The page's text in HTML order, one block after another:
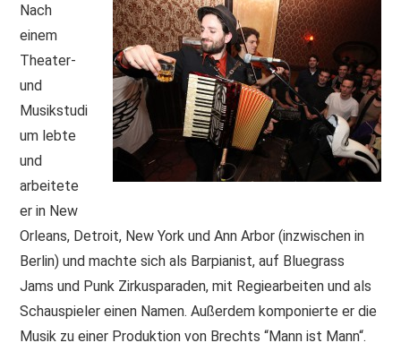
Nach
einem
Theater-
und
Musikstudi
um lebte
und
arbeitete
er in New
Orleans, Detroit, New York und Ann Arbor (inzwischen in
Berlin) und machte sich als Barpianist, auf Bluegrass
Jams und Punk Zirkusparaden, mit Regiearbeiten und als
Schauspieler einen Namen. Außerdem komponierte er die
Musik zu einer Produktion von Brechts “Mann ist Mann“.